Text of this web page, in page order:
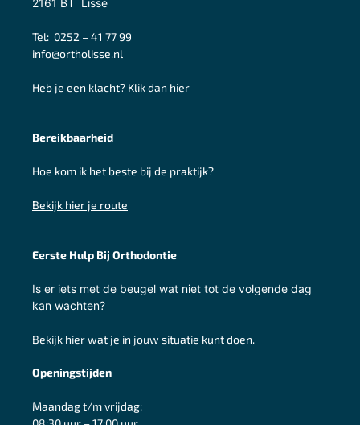
Tel: 0252 – 41 77 99
info@ortholisse.nl
Heb je een klacht? Klik dan hier
Bereikbaarheid
Hoe kom ik het beste bij de praktijk?
Bekijk hier je route
Eerste Hulp Bij Orthodontie
Is er iets met de beugel wat niet tot de volgende dag
kan wachten?
Bekijk hierwat je in jouw situatie kunt doen.
Openingstijden
Maandag t/m vrijdag: